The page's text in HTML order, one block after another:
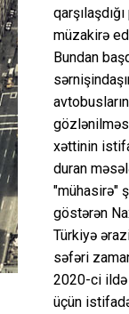
müzakirə
Bundan
xəttinin
duran
"mühasirə"
göstərən
Türkiyə
səfəri
2020-ci ildə
üçün